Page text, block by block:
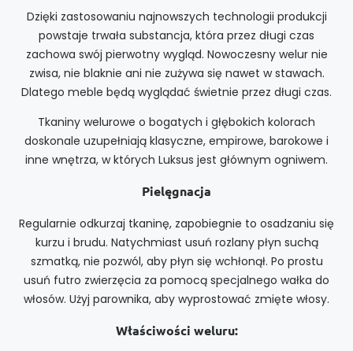
Dzięki zastosowaniu najnowszych technologii produkcji
powstaje trwała substancja, która przez długi czas
zachowa swój pierwotny wygląd. Nowoczesny welur nie
zwisa, nie blaknie ani nie zużywa się nawet w stawach.
Dlatego meble będą wyglądać świetnie przez długi czas.
Tkaniny welurowe o bogatych i głębokich kolorach
doskonale uzupełniają klasyczne, empirowe, barokowe i
inne wnętrza, w których Luksus jest głównym ogniwem.
Pielęgnacja
Regularnie odkurzaj tkaninę, zapobiegnie to osadzaniu się
kurzu i brudu. Natychmiast usuń rozlany płyn suchą
szmatką, nie pozwól, aby płyn się wchłonął. Po prostu
usuń futro zwierzęcia za pomocą specjalnego wałka do
włosów. Użyj parownika, aby wyprostować zmięte włosy.
Właściwości weluru: